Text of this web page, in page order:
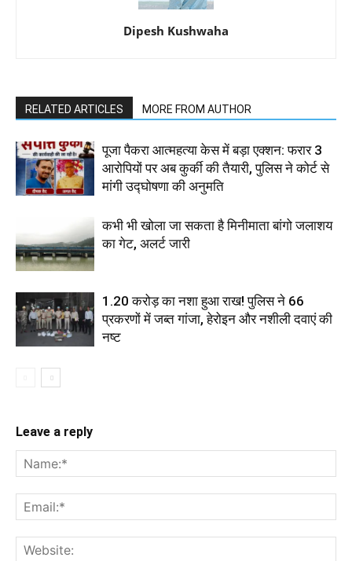
Dipesh Kushwaha
RELATED ARTICLES MORE FROM AUTHOR
पूजा पैकरा आत्महत्या केस में बड़ा एक्शन: फरार 3
आरोपियों पर अब कुर्की की तैयारी, पुलिस ने कोर्ट से
मांगी उद्घोषणा की अनुमति
कभी भी खोला जा सकता है मिनीमाता बांगो जलाशय
का गेट, अलर्ट जारी
1.20 करोड़ का नशा हुआ राख! पुलिस ने 66
प्रकरणों में जब्त गांजा, हेरोइन और नशीली दवाएं की
नष्ट
Leave a reply